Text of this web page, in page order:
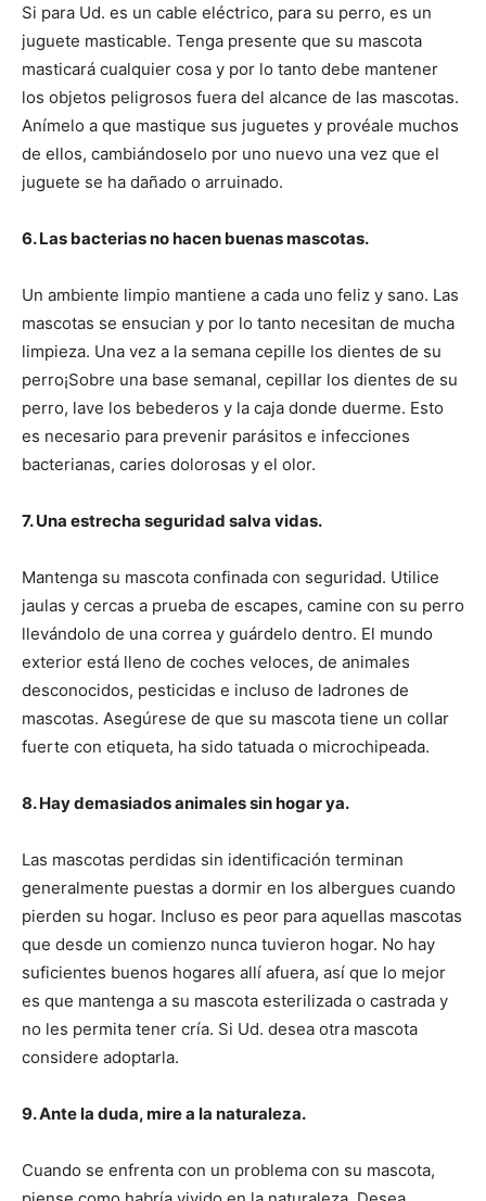
Si para Ud. es un cable eléctrico, para su perro, es un
juguete masticable. Tenga presente que su mascota
masticará cualquier cosa y por lo tanto debe mantener
los objetos peligrosos fuera del alcance de las mascotas.
Anímelo a que mastique sus juguetes y provéale muchos
de ellos, cambiándoselo por uno nuevo una vez que el
juguete se ha dañado o arruinado.
6. Las bacterias no hacen buenas mascotas.
Un ambiente limpio mantiene a cada uno feliz y sano. Las
mascotas se ensucian y por lo tanto necesitan de mucha
limpieza. Una vez a la semana cepille los dientes de su
perro¡Sobre una base semanal, cepillar los dientes de su
perro, lave los bebederos y la caja donde duerme. Esto
es necesario para prevenir parásitos e infecciones
bacterianas, caries dolorosas y el olor.
7. Una estrecha seguridad salva vidas.
Mantenga su mascota confinada con seguridad. Utilice
jaulas y cercas a prueba de escapes, camine con su perro
llevándolo de una correa y guárdelo dentro. El mundo
exterior está lleno de coches veloces, de animales
desconocidos, pesticidas e incluso de ladrones de
mascotas. Asegúrese de que su mascota tiene un collar
fuerte con etiqueta, ha sido tatuada o microchipeada.
8. Hay demasiados animales sin hogar ya.
Las mascotas perdidas sin identificación terminan
generalmente puestas a dormir en los albergues cuando
pierden su hogar. Incluso es peor para aquellas mascotas
que desde un comienzo nunca tuvieron hogar. No hay
suficientes buenos hogares allí afuera, así que lo mejor
es que mantenga a su mascota esterilizada o castrada y
no les permita tener cría. Si Ud. desea otra mascota
considere adoptarla.
9. Ante la duda, mire a la naturaleza.
Cuando se enfrenta con un problema con su mascota,